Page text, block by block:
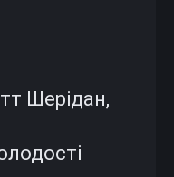
Шерідан,